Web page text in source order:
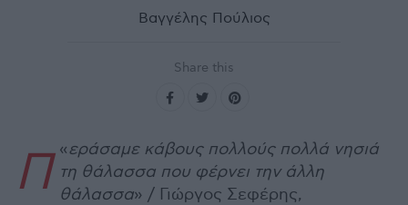
Βαγγέλης Πούλιος
Share this
«
Π
εράσαμε κάβους πολλούς πολλά νησιά
τη θάλασσα που φέρνει την άλλη
θάλασσα» / Γιώργος Σεφέρης,